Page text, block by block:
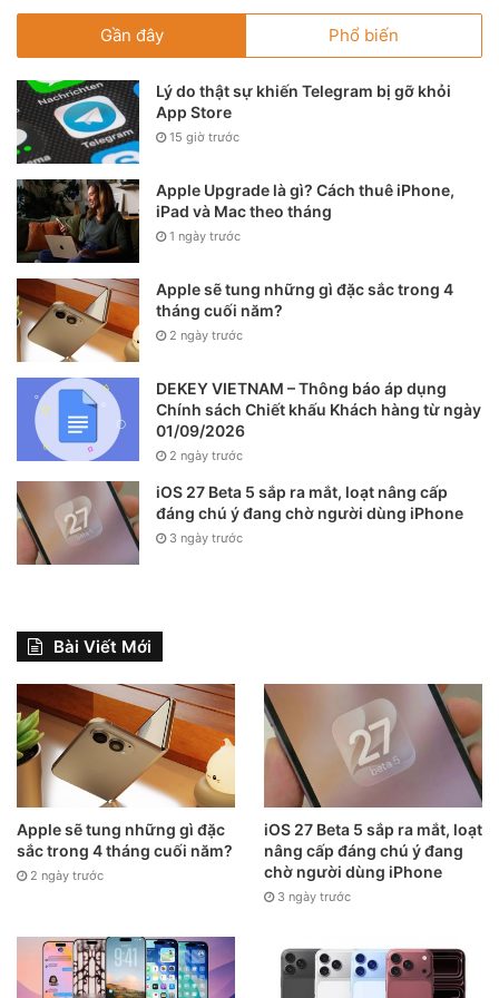
đồng.
Gần đây Phổ biến
Lý do thật sự khiến Telegram bị gỡ khỏi
App Store
15 giờ trước
Apple Upgrade là gì? Cách thuê iPhone,
iPad và Mac theo tháng
1 ngày trước
Apple sẽ tung những gì đặc sắc trong 4
tháng cuối năm?
2 ngày trước
DEKEY VIETNAM – Thông báo áp dụng
Chính sách Chiết khấu Khách hàng từ ngày
01/09/2026
2 ngày trước
iOS 27 Beta 5 sắp ra mắt, loạt nâng cấp
đáng chú ý đang chờ người dùng iPhone
3 ngày trước
Bài Viết Mới
Apple sẽ tung những gì đặc
sắc trong 4 tháng cuối năm?
2 ngày trước
iOS 27 Beta 5 sắp ra mắt, loạt
nâng cấp đáng chú ý đang
chờ người dùng iPhone
3 ngày trước